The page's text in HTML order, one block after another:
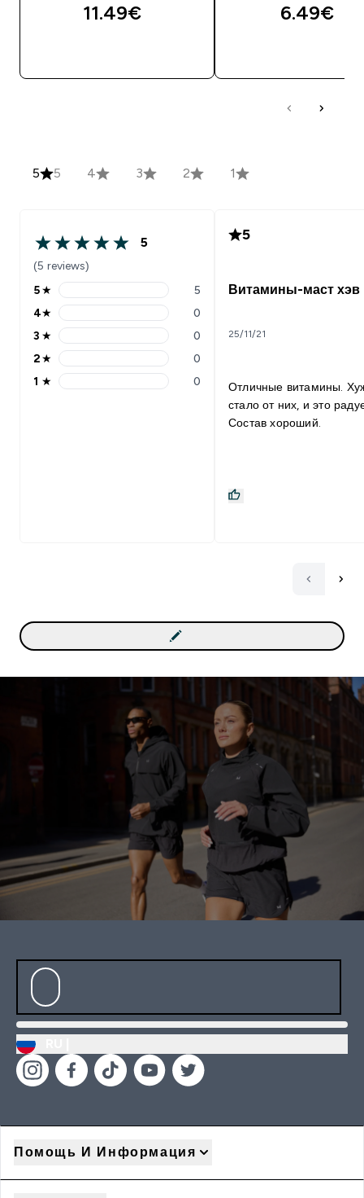
11.49€‎ 6.49€‎
5 5 4 3 2 1
5
(5 reviews)
5★
5
4★
0
3 ★
0
2★
0
1 ★ 0
5
Витамины-маст хэв
25/11/21
Отличные витамины.
стало от них, и это
Состав хороший.
Помощь И Информация